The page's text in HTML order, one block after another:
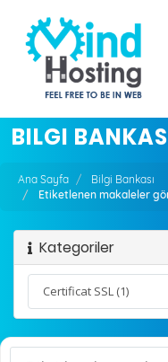
BILGI
Ana Sayfa
Bilgi Bankası
Etiketlenen makaleler
Kategoriler